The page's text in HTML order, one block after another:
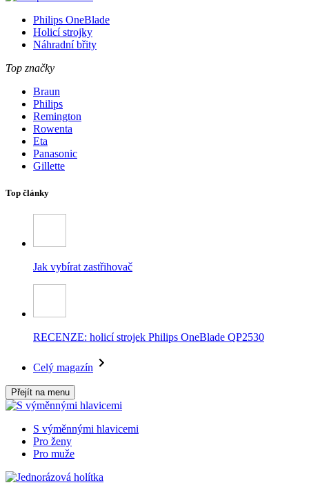
Philips OneBlade
Holicí strojky
Náhradní břity
Top značky
Braun
Philips
Remington
Rowenta
Eta
Panasonic
Gillette
Top články
Jak vybírat zastřihovač
RECENZE: holicí strojek Philips OneBlade QP2530
Celý magazín
Přejít na menu
S výměnnými hlavicemi
Pro ženy
Pro muže